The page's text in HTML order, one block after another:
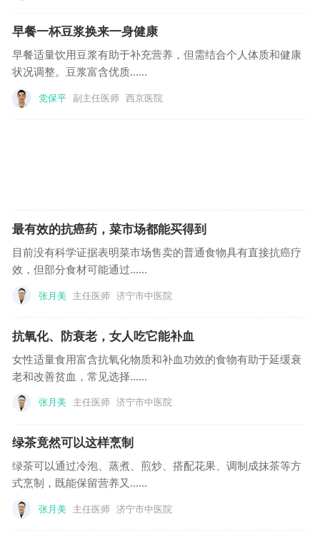
早餐一杯豆浆换来一身健康
早餐适量饮用豆浆有助于补充营养，但需结合个人体质和健康
状况调整。豆浆富含优质......
党保平 副主任医师 西京医院
最有效的抗癌药，菜市场都能买得到
目前没有科学证据表明菜市场售卖的普通食物具有直接抗癌疗
效，但部分食材可能通过......
张月美 主任医师 济宁市中医院
抗氧化、防衰老，女人吃它能补血
女性适量食用富含抗氧化物质和补血功效的食物有助于延缓衰
老和改善贫血，常见选择......
张月美 主任医师 济宁市中医院
绿茶竟然可以这样烹制
绿茶可以通过冷泡、蒸煮、煎炒、搭配花果、调制成抹茶等方
式烹制，既能保留营养又......
张月美 主任医师 济宁市中医院